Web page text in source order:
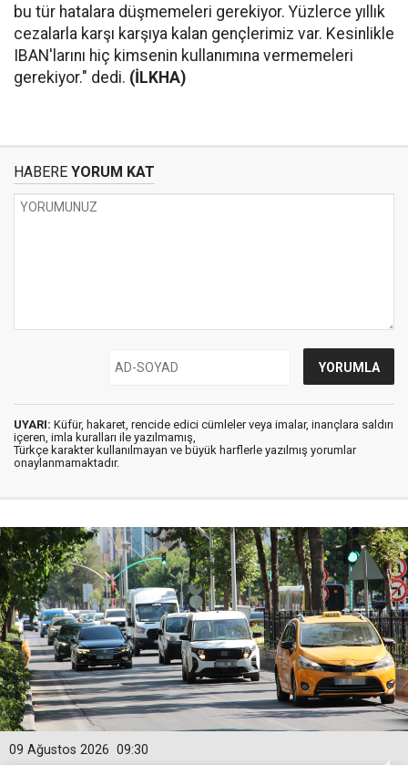
bu tür hatalara düşmemeleri gerekiyor. Yüzlerce yıllık
cezalarla karşı karşıya kalan gençlerimiz var. Kesinlikle
IBAN'larını hiç kimsenin kullanımına vermemeleri
gerekiyor." dedi. (İLKHA)
HABERE YORUM KAT
UYARI: Küfür, hakaret, rencide edici cümleler veya imalar, inançlara saldırı
içeren, imla kuralları ile yazılmamış,
Türkçe karakter kullanılmayan ve büyük harflerle yazılmış yorumlar
onaylanmamaktadır.
09:30
09 Ağustos 2026